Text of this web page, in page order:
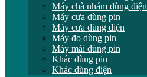
Máy chà nhám dùng điện
Máy cưa dùng pin
Máy cưa dùng điện
Máy đo dùng pin
Máy mài dùng pin
Khác dùng pin
Khác dùng điện